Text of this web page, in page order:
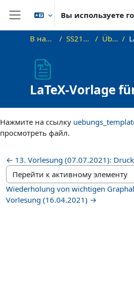
Перейти к основному содержанию
Боковая панель
Вы используете
В начало SS21_AGT Übung
LaTeX-Vorlage
Übungsabgaben
Нажмите на ссылку
просмотреть файл.
← 13. Vorlesung (07.07.2021):
Перейти к активному элементу
Wiederholung von wichtigen
Vorlesung (16.04.2021) →